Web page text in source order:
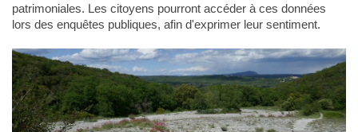
patrimoniales. Les citoyens pourront accéder à ces données
lors des enquêtes publiques, afin d'exprimer leur sentiment.